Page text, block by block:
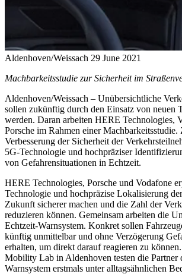
Aldenhoven/Weissach 29 June 2021
Machbarkeitsstudie zur Sicherheit im
Aldenhoven/Weissach – Unübersichtliche
sollen zukünftig durch den Einsatz von neuen
werden. Daran arbeiten HERE Technologies,
Porsche im Rahmen einer Machbarkeitsstudie.
Verbesserung der Sicherheit der
5G-Technologie und hochpräziser
von Gefahrensituationen in Echtzeit.
HERE Technologies, Porsche und Vodafone
Technologie und hochpräzise Lokalisierung
Zukunft sicherer machen und die Zahl der
reduzieren können. Gemeinsam arbeiten die
Echtzeit-Warnsystem. Konkret sollen
künftig unmittelbar und ohne Verzögerung
erhalten, um direkt darauf reagieren zu
Mobility Lab in Aldenhoven testen die Partner
Warnsystem erstmals unter alltagsähnlichen